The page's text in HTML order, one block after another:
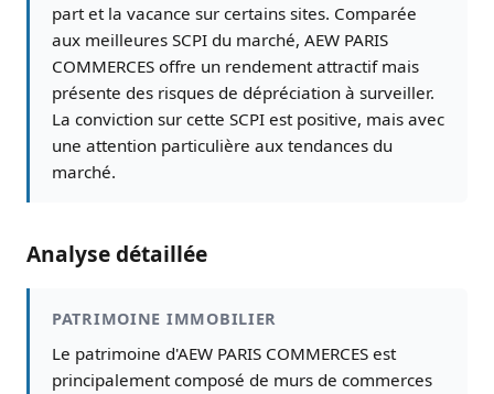
part et la vacance sur certains sites. Comparée
aux meilleures SCPI du marché, AEW PARIS
COMMERCES offre un rendement attractif mais
présente des risques de dépréciation à surveiller.
La conviction sur cette SCPI est positive, mais avec
une attention particulière aux tendances du
marché.
Analyse détaillée
PATRIMOINE IMMOBILIER
Le patrimoine d'AEW PARIS COMMERCES est
principalement composé de murs de commerces